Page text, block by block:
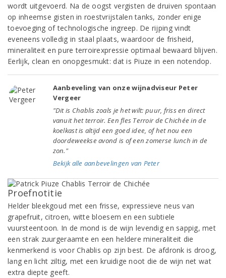
wordt uitgevoerd. Na de oogst vergisten de druiven spontaan
op inheemse gisten in roestvrijstalen tanks, zonder enige
toevoeging of technologische ingreep. De rijping vindt
eveneens volledig in staal plaats, waardoor de frisheid,
mineraliteit en pure terroirexpressie optimaal bewaard blijven.
Eerlijk, clean en onopgesmukt: dat is Piuze in een notendop.
Aanbeveling van onze wijnadviseur Peter
Vergeer
"Dit is Chablis zoals je het wilt: puur, friss en direct
vanuit het terroir. Een fles Terroir de Chichée in de
koelkast is altijd een goed idee, of het nou een
doordeweekse avond is of een zomerse lunch in de
zon."
Bekijk alle aanbevelingen van Peter
Proefnotitie
Helder bleekgoud met een frisse, expressieve neus van
grapefruit, citroen, witte bloesem en een subtiele
vuursteentoon. In de mond is de wijn levendig en sappig, met
een strak zuurgeraamte en een heldere mineraliteit die
kenmerkend is voor Chablis op zijn best. De afdronk is droog,
lang en licht ziltig, met een kruidige noot die de wijn net wat
extra diepte geeft.